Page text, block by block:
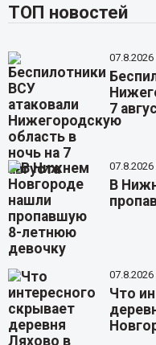
ТОП новостей
07.8.2026
7
07.8.2026
В
07.8.2026
Что